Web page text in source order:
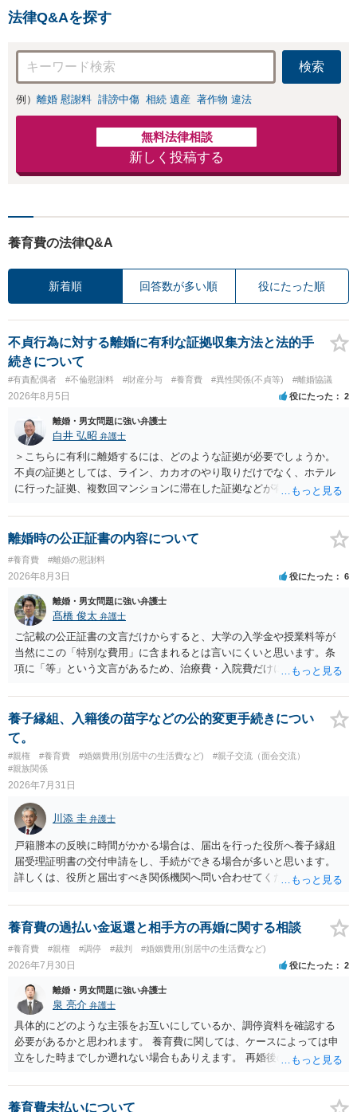
法律Q&Aを探す
検索
例） 離婚 慰謝料 誹謗中傷 相続 遺産 著作物 違法
無料法律相談
新しく投稿する
養育費の法律Q&A
新着順 回答数が多い順 役にたった順
不貞行為に対する離婚に有利な証拠収集方法と法的手
続きについて
#有責配偶者 #不倫慰謝料 #財産分与 #養育費 #異性関係(不貞等) #離婚協議
2026年8月5日 役にたった 2
離婚・男女問題に強い弁護士
白井 弘昭 弁護士
＞こちらに有利に離婚するには、どのような証拠が必要でしょうか。
不貞の証拠としては、ライン、カカオのやり取りだけでなく、ホテル
に行った証拠、複数回マンションに滞在した証拠などが有効です。 不
婚する、慰謝料をとるなど）ことができると思われます。 ただし、不
貞発覚後、長期間同居を続けると、不貞を許したとの評価につながる
離婚時の公正証書の内容について
#養育費 #離婚の慰謝料
2026年8月3日 役にたった 6
離婚・男女問題に強い弁護士
髙橋 俊太 弁護士
ご記載の公正証書の文言だけからすると、大学の入学金や授業料等が
当然にこの「特別な費用」に含まれるとは言いにくいと思います。条
項に「等」という文言があるため、治療費・入院費だけに限定される
れていますので、通常は、病気や事故によって臨時に必要となった医
療費その他これに類する特別支出を念頭に置いた条項と読むのが自然
です。したがって、大学の入学金、授業料、受験費用などの教育費に
ついてまで、「この条項があるから当然に半額を請求できる」とまで
は言いにくいと思われます。なお、通常、大学進学費用をどこまで負
担すべきかについては、離婚時の合意内容のほか、子どもの年齢、大
や費用などを踏まえて個別に検討することになります。公正証書の他
の条項において、養育費の終期についてどのように定められている
か、大学進学に関する定めの有無、「教育費」「進学費用」に関する
定めの有無等について確認する必要があると考えられます。
養子縁組、入籍後の苗字などの公的変更手続きについ
て。
#親権 #養育費 #婚姻費用(別居中の生活費など)
#親子交流（面会交流）
#親族関係
2026年7月31日
川添 圭 弁護士
戸籍謄本の反映に時間がかかる場合は、届出を行った役所へ養子縁組
届受理証明書の交付申請をし、手続ができる場合が多いと思います。
詳しくは、役所と届出すべき関係機関へ問い合わせてください。
養育費の過払い金返還と相手方の再婚に関する相談
#養育費 #親権 #調停 #裁判 #婚姻費用(別居中の生活費など)
2026年7月30日 役にたった 2
離婚・男女問題に強い弁護士
泉 亮介 弁護士
具体的にどのような主張をお互いにしているか、調停資料を確認する
必要があるかと思われます。 養育費に関しては、ケースによっては申
立をした時までしか遡れない場合もありえます。 再婚後の相手方の行
養育費に関するやりとり等があればそちらについても確認する必要が
あるでしょう。 公開相談の場での回答よりも個別に弁護士にご相談さ
養育費未払いについて